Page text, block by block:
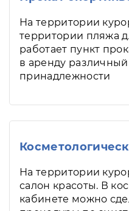
На территории
территории пляжа
работает пункт
в аренду
принадлежности
На территории
салон красоты. В
кабинете можно